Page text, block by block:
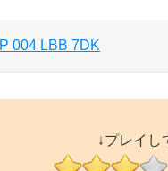
P 004 LBB 7DK
↓プレイし